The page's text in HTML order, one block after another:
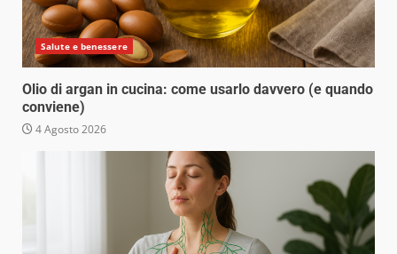
Salute e benessere
Olio di argan in cucina: come usarlo davvero (e quando
conviene)
4 Agosto 2026